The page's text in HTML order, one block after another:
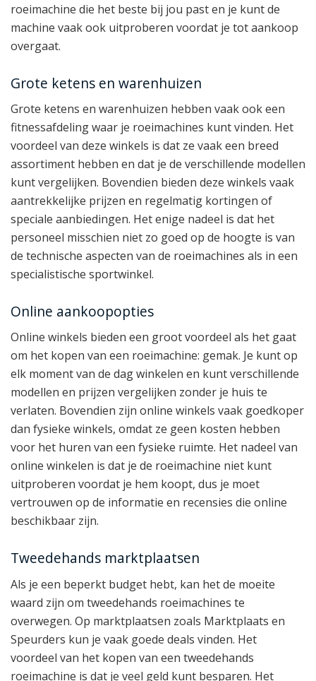
roeimachine die het beste bij jou past en je kunt de
machine vaak ook uitproberen voordat je tot aankoop
overgaat.
Grote ketens en warenhuizen
Grote ketens en warenhuizen hebben vaak ook een
fitnessafdeling waar je roeimachines kunt vinden. Het
voordeel van deze winkels is dat ze vaak een breed
assortiment hebben en dat je de verschillende modellen
kunt vergelijken. Bovendien bieden deze winkels vaak
aantrekkelijke prijzen en regelmatig kortingen of
speciale aanbiedingen. Het enige nadeel is dat het
personeel misschien niet zo goed op de hoogte is van
de technische aspecten van de roeimachines als in een
specialistische sportwinkel.
Online aankoopopties
Online winkels bieden een groot voordeel als het gaat
om het kopen van een roeimachine: gemak. Je kunt op
elk moment van de dag winkelen en kunt verschillende
modellen en prijzen vergelijken zonder je huis te
verlaten. Bovendien zijn online winkels vaak goedkoper
dan fysieke winkels, omdat ze geen kosten hebben
voor het huren van een fysieke ruimte. Het nadeel van
online winkelen is dat je de roeimachine niet kunt
uitproberen voordat je hem koopt, dus je moet
vertrouwen op de informatie en recensies die online
beschikbaar zijn.
Tweedehands marktplaatsen
Als je een beperkt budget hebt, kan het de moeite
waard zijn om tweedehands roeimachines te
overwegen. Op marktplaatsen zoals Marktplaats en
Speurders kun je vaak goede deals vinden. Het
voordeel van het kopen van een tweedehands
roeimachine is dat je veel geld kunt besparen. Het